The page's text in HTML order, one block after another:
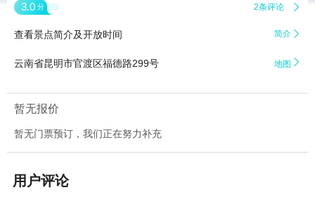
3.0 分 2条评论 
查看景点简介及开放时间 简介 
云南省昆明市官渡区福德路299号 地图 
暂无报价
暂无门票预订，我们正在努力补充
用户评论